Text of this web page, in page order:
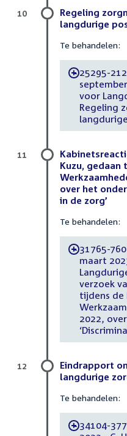
Regeling
langdurige
Te behandelen:
-25295-
voor
Regeling
10
Kuzu, gedaan
over het
in de zorg’
Te behandelen:
-31765-
maart
verzoek
tijdens de
2022,
11
Eindrapport
langdurige
Te behandelen:
-34104-
12